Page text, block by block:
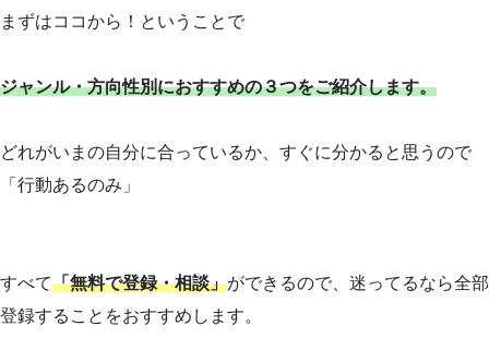
まずはココから！ということで
ジャンル・方向性別におすすめの３つをご紹介します。
どれがいまの自分に合っているか、すぐに分かると思うので
「行動あるのみ」
すべて「無料で登録・相談」ができるので、迷ってるなら全部
登録することをおすすめします。